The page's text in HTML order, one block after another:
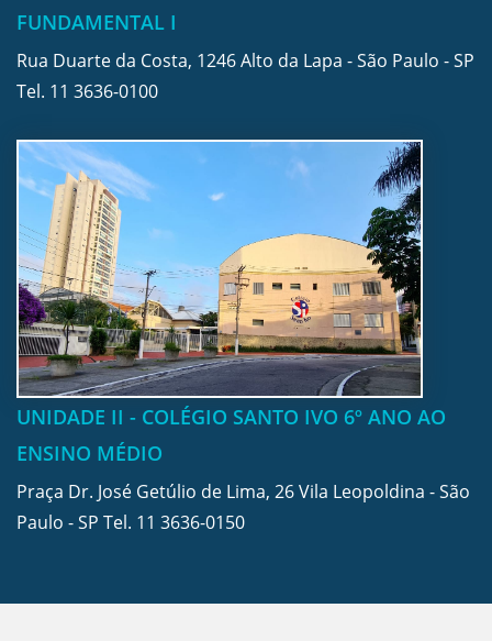
FUNDAMENTAL I
Rua Duarte da Costa, 1246 Alto da Lapa - São Paulo - SP
Tel. 11 3636-0100
UNIDADE II - COLÉGIO SANTO IVO 6º ANO AO
ENSINO MÉDIO
Praça Dr. José Getúlio de Lima, 26 Vila Leopoldina - São
Paulo - SP Tel. 11 3636-0150